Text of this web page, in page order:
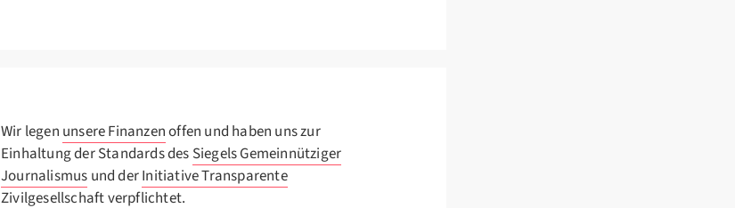
Wir legen unsere Finanzenoffen und haben uns zur
Einhaltung der Standards des Siegels Gemeinnütziger
Journalismus und derInitiative Transparente
Zivilgesellschaftverpflichtet.